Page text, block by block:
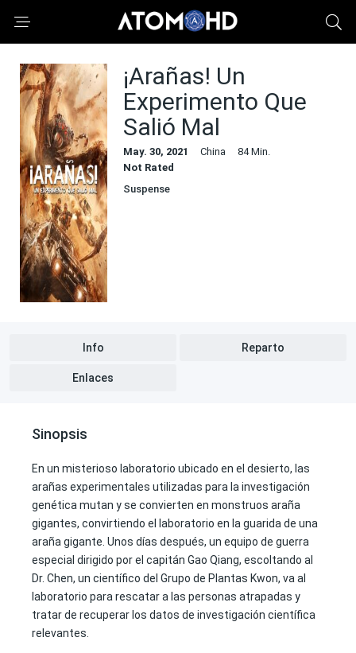
¡Arañas! Un
Experimento Que
Salió Mal
May. 30, 2021 China
84 Min.
Not Rated
Suspense
Info Reparto
Enlaces
Sinopsis
En un misterioso laboratorio ubicado en el desierto, las
arañas experimentales utilizadas para la investigación
genética mutan y se convierten en monstruos araña
gigantes, convirtiendo el laboratorio en la guarida de una
araña gigante. Unos días después, un equipo de guerra
especial dirigido por el capitán Gao Qiang, escoltando al
Dr. Chen, un científico del Grupo de Plantas Kwon, va al
laboratorio para rescatar a las personas atrapadas y
tratar de recuperar los datos de investigación científica
relevantes.